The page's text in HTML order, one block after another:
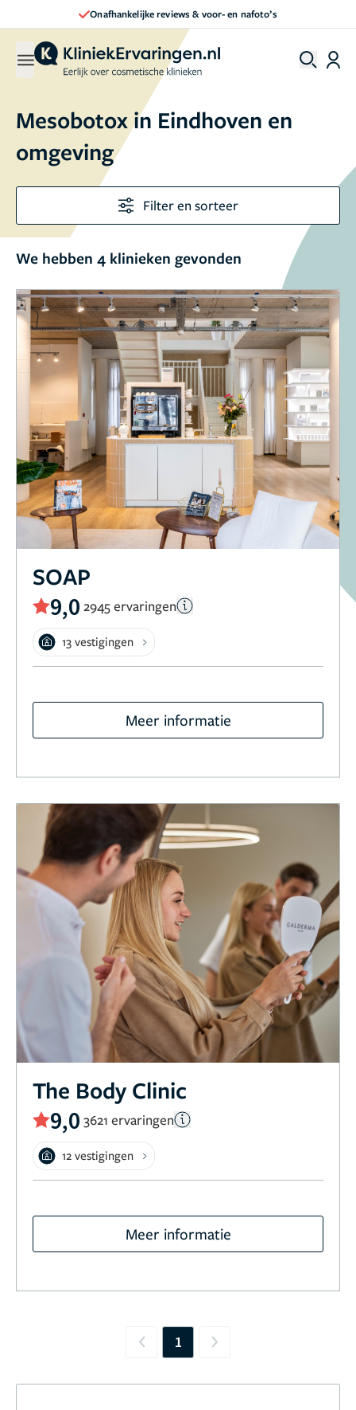
Onafhankelijke reviews & voor- en nafoto’s
Mesobotox in Eindhoven en
omgeving
Filter en sorteer
We hebben 4 klinieken gevonden
SOAP
9,0 2945 ervaringen
13 vestigingen
Meer informatie
The Body Clinic
9,0 3621 ervaringen
12 vestigingen
Meer informatie
Previous
1 Next